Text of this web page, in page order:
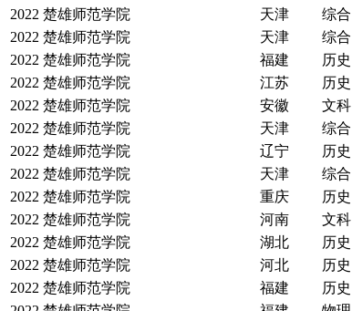
2022 楚雄师范学院 天津 综合
2022 楚雄师范学院 天津 综合
2022 楚雄师范学院 福建 历史
2022 楚雄师范学院 江苏 历史
2022 楚雄师范学院 安徽 文科
2022 楚雄师范学院 天津 综合
2022 楚雄师范学院 辽宁 历史
2022 楚雄师范学院 天津 综合
2022 楚雄师范学院 重庆 历史
2022 楚雄师范学院 河南 文科
2022 楚雄师范学院 湖北 历史
2022 楚雄师范学院 河北 历史
2022 楚雄师范学院 福建 历史